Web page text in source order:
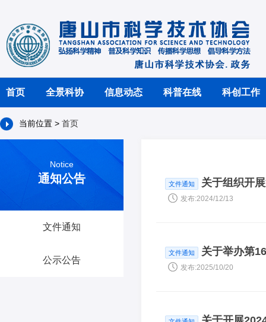
首页 全景科协 信息动态 科普在线 科创工作
当前位置 > 首页
Notice
通知公告
文件通知
公示公告
文件通知 关于组织开
发布:2024/12/13
文件通知 关于举办第
发布:2025/10/20